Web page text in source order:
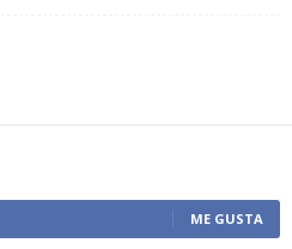
ME GUSTA